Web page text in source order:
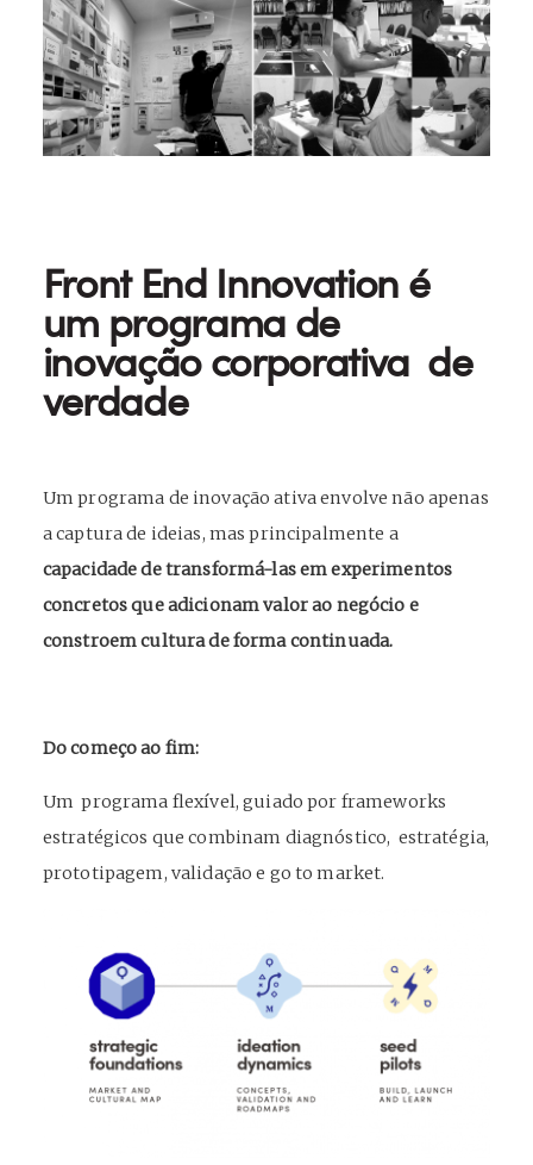
Front End Innovation é
um programa de
inovação corporativa de
verdade
Um programa de inovação ativa envolve não apenas
a captura de ideias, mas principalmente a
capacidade de transformá-las em experimentos
concretos que adicionam valor ao negócio e
constroem cultura de forma continuada.
Do começo ao fim:
Um programa flexível, guiado por frameworks
estratégicos que combinam diagnóstico, estratégia,
prototipagem, validação e go to market.